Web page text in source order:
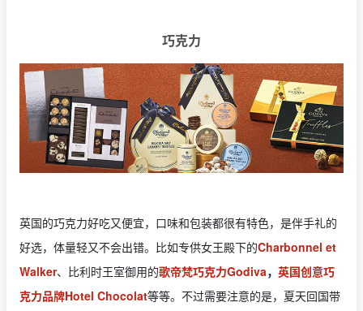
巧克力
英国的巧克力好吃又便宜，口味和包装都很有特色，是伴手礼的
好选，体量轻又不会出错。比如专供女王殿下的Charbonnel et
Walker、比利时王室御用的歌帝梵巧克力Godiva， 英国创意巧
克力品牌Hotel Chocolat等等。不过需要注意的是，夏天回国带